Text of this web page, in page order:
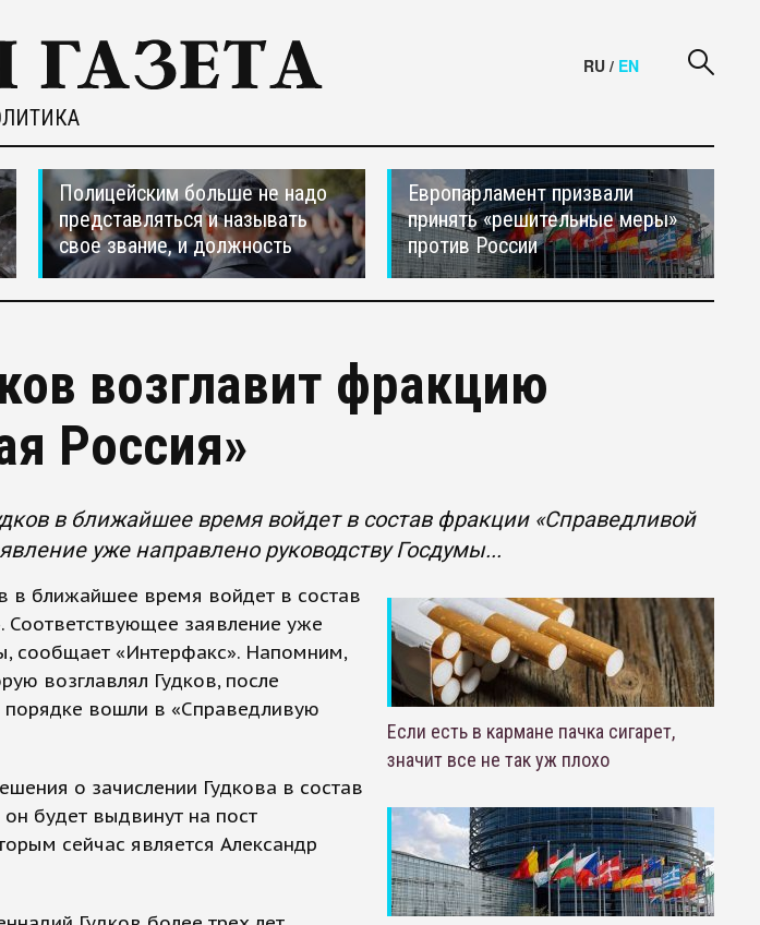
RU / EN
Полицейским больше не надо
представляться и называть
свое звание, и должность
Европарламент призвали
принять «решительные меры»
против России
возглавит фракцию
Россия»
в ближайшее время войдет в состав фракции «Справедливой
уже направлено руководству Госдумы...
в ближайшее время войдет в состав
Соответствующее заявление уже
сообщает «Интерфакс». Напомним,
возглавлял Гудков, после
вошли в «Справедливую
о зачислении Гудкова в состав
будет выдвинут на пост
сейчас является Александр
Если есть в кармане пачка сигарет,
значит все не так уж плохо